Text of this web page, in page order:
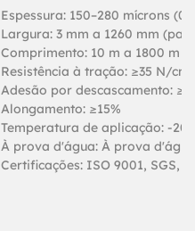
Espessura: 150–280 mícrons
Largura: 3 mm a 1260 mm
Comprimento: 10 m a 1800 m
Resistência à tração: ≥35 N/cm
Adesão por descascamento:
Alongamento: ≥15%
Temperatura de aplicação: -
À prova d'água: À prova d'água
Certificações: ISO 9001, SGS,